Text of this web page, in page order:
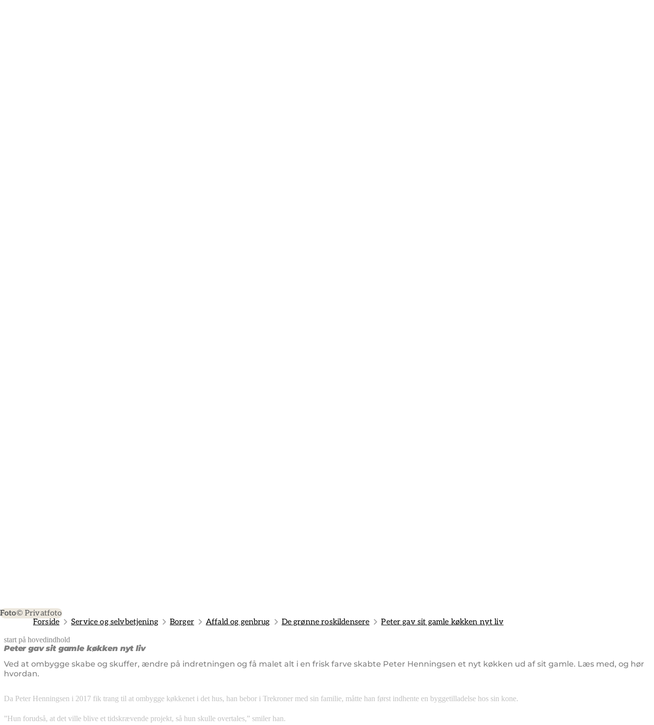
Foto© Privatfoto
Forside
Service og selvbetjening Borger Affald og genbrug De grønne roskildensere Peter gav sit gamle køkken nyt liv
start på hovedindhold
Peter gav sit gamle køkken nyt liv
Ved at ombygge skabe og skuffer, ændre på indretningen og få malet alt i en frisk farve skabte Peter Henningsen et nyt køkken ud af sit gamle. Læs med, og hør
hvordan.
senest opdateret 25. juni 2026
Da Peter Henningsen i 2017 fik trang til at ombygge køkkenet i det hus, han bebor i Trekroner med sin familie, måtte han først indhente en byggetilladelse hos sin kone.
”Hun forudså, at det ville blive et tidskrævende projekt, så hun skulle overtales,” smiler han.